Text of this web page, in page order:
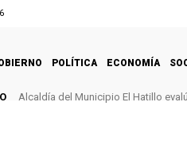
POLÍTICA ECONOMÍA
Alcaldía del Municipio El Hatillo